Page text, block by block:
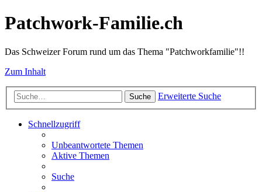
Patchwork-Familie.ch
Das Schweizer Forum rund um das Thema "Patchworkfamilie"!!
Zum Inhalt
Suche Erweiterte Suche
Schnellzugriff
Unbeantwortete Themen
Aktive Themen
Suche